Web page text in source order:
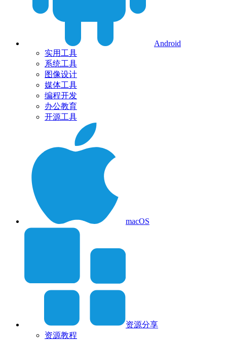
Android
实用工具
系统工具
图像设计
媒体工具
编程开发
办公教育
开源工具
macOS
资源分享
资源教程